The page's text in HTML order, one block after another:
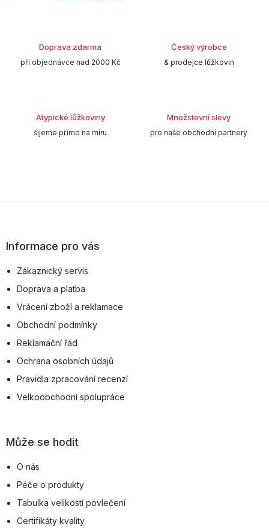
Doprava zdarma
při objednávce nad 2000 Kč
Český výrobce
& prodejce lůžkovin
Atypické lůžkoviny
šijeme přímo na míru
Množstevní slevy
pro naše obchodní partnery
pInformace pro vás
Zákaznický servis
Doprava a platba
Vrácení zboží a reklamace
Obchodní podmínky
Reklamační řád
Ochrana osobních údajů
Pravidla zpracování recenzí
Velkoobchodní spolupráce
Může se hodit
O nás
Péče o produkty
Tabulka velikostí povlečení
Certifikáty kvality